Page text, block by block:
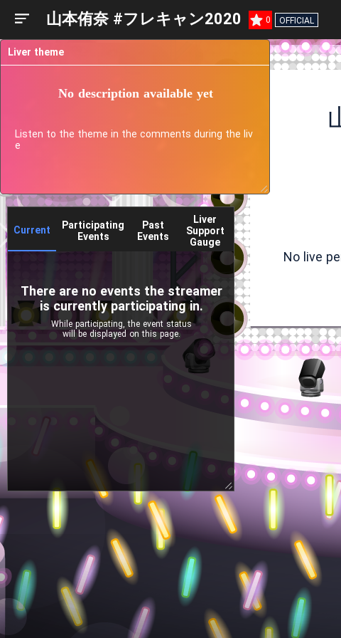
山本侑奈 #フレキャン2020 0 OFFICIAL
No live
Current
Participating
Events
Past
Events
Liver
Support
Gauge
There are no events the streamer
is currently participating in.
While participating, the event status
will be displayed on this page.
Liver theme
No description available yet
Listen to the theme in the comments during the liv
e